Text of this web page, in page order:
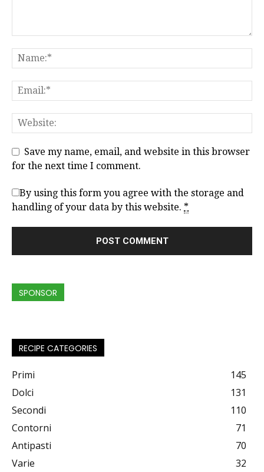
Save my name, email, and website in this browser
for the next time I comment.
By using this form you agree with the storage and
handling of your data by this website. *
SPONSOR
RECIPE CATEGORIES
Primi
145
Dolci
131
Secondi
110
Contorni
71
Antipasti
70
Varie
32